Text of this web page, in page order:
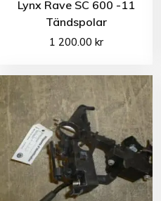
Lynx Rave SC 600 -11
Tändspolar
1 200.00 kr